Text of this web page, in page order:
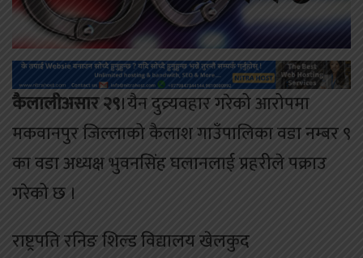
कैलालीअसार २९।यैन दुव्र्यवहार गरेको आरोपमा
मकवानपुर जिल्लाको कैलाश गाउँपालिका वडा नम्बर ९
का वडा अध्यक्ष भुवनसिंह घलानलाई प्रहरीले पक्राउ
गरेको छ ।
राष्ट्रपति रनिङ शिल्ड विद्यालय खेलकुद